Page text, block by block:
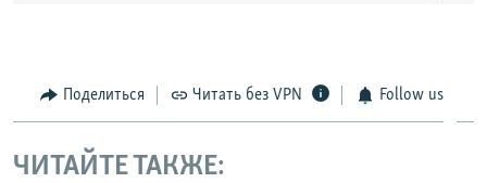
Поделиться Читать без VPN Follow us
ЧИТАЙТЕ ТАКЖЕ: